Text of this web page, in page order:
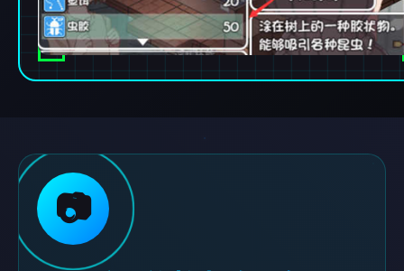
📷